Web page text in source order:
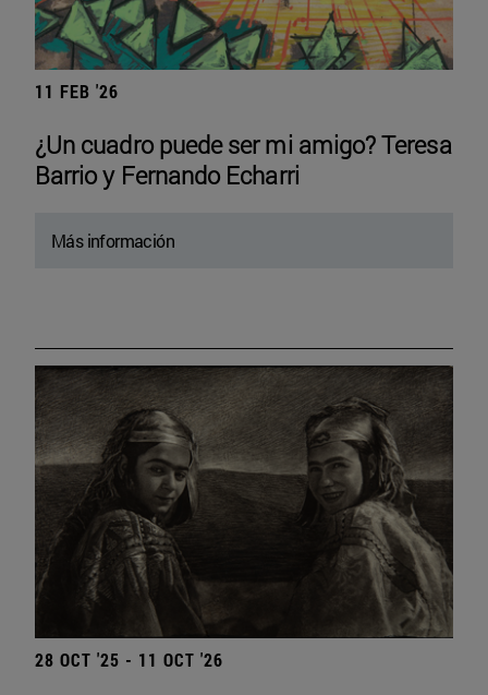
11 FEB '26
¿Un cuadro puede ser mi amigo? Teresa
Barrio y Fernando Echarri
Más información
28 OCT '25 - 11 OCT '26